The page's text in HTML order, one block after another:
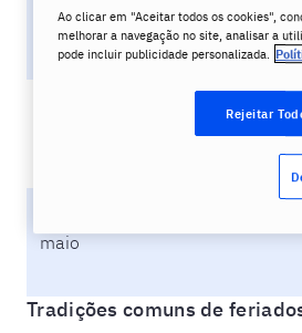
Mundiais
Boxing Day
maio
Tradições comuns de
Ao clicar em "Aceitar todos os cookies",
melhorar a navegação no site, analisar a
pode incluir publicidade personalizada.
Rejeitar